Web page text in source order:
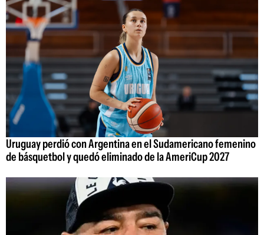
Uruguay perdió con Argentina en el Sudamericano femenino
de básquetbol y quedó eliminado de la AmeriCup 2027